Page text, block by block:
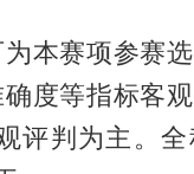
本赛项参赛
度等指标客
评判为主。